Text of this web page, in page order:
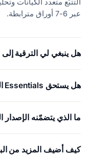
التتبّع متعدد الكيانات
عبر 6-7 أوراق مترابطة.
هل ينبغي لي الترقية إلى Essentials؟
هل يستحق Essentials الـ$19؟
ما الذي يتضمّنه الإصدار
كيف أضيف المزيد من